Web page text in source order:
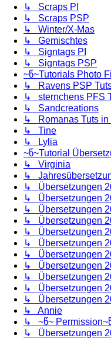
↳ Scraps PI
↳ Scraps PSP
↳ Winter/X-Mas
↳ Gemischtes
↳ Signtags PI
↳ Signtags PSP
~წ~Tutorials Photo
↳ Ravens PSP
↳ sternchens PFS
↳ Sandcreations
↳ Romanas Tuts in
↳ Tine
↳ Lylia
~წ~Tutorial
↳ Virginia
↳
↳ Übersetzungen
↳ Übersetzungen
↳ Übersetzungen
↳ Übersetzungen
↳ Übersetzungen
↳ Übersetzungen
↳ Übersetzungen
↳ Übersetzungen
↳ Übersetzungen
↳ Übersetzungen
↳ Übersetzungen
↳ Annie
↳ ~წ~
↳ Übersetzungen